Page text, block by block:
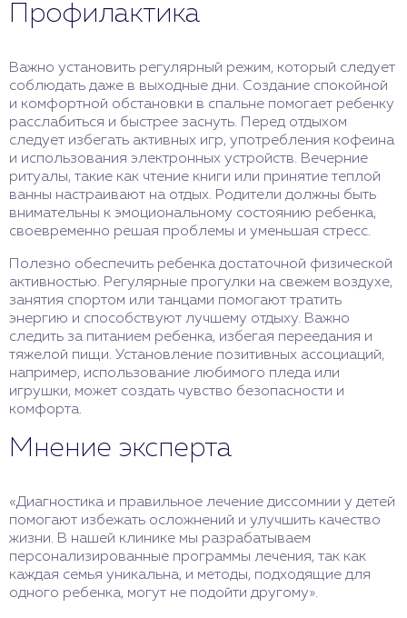
Профилактика
Важно установить регулярный режим, который следует
соблюдать даже в выходные дни. Создание спокойной
и комфортной обстановки в спальне помогает ребенку
расслабиться и быстрее заснуть. Перед отдыхом
следует избегать активных игр, употребления кофеина
и использования электронных устройств. Вечерние
ритуалы, такие как чтение книги или принятие теплой
ванны настраивают на отдых. Родители должны быть
внимательны к эмоциональному состоянию ребенка,
своевременно решая проблемы и уменьшая стресс.
Полезно обеспечить ребенка достаточной физической
активностью. Регулярные прогулки на свежем воздухе,
занятия спортом или танцами помогают тратить
энергию и способствуют лучшему отдыху. Важно
следить за питанием ребенка, избегая переедания и
тяжелой пищи. Установление позитивных ассоциаций,
например, использование любимого пледа или
игрушки, может создать чувство безопасности и
комфорта.
Мнение эксперта
«Диагностика и правильное лечение диссомнии у детей
помогают избежать осложнений и улучшить качество
жизни. В нашей клинике мы разрабатываем
персонализированные программы лечения, так как
каждая семья уникальна, и методы, подходящие для
одного ребенка, могут не подойти другому».